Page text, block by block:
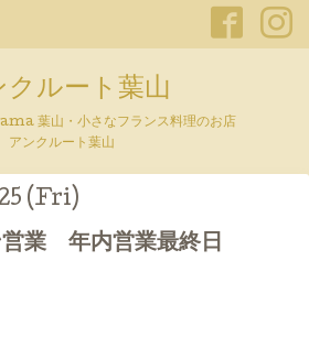
クルート葉山
葉山・小さなフランス料理のお店
アンクルート葉山
(Fri)
業 年内営業最終日